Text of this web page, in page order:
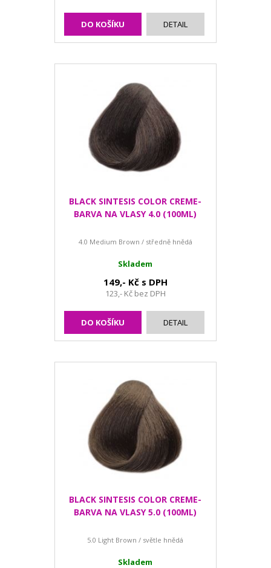
DO KOŠÍKU DETAIL
BLACK SINTESIS COLOR CREME-
BARVA NA VLASY 4.0 (100ML)
4.0 Medium Brown / středně hnědá
Skladem
149,- Kč s DPH
123,- Kč bez DPH
DO KOŠÍKU DETAIL
BLACK SINTESIS COLOR CREME-
BARVA NA VLASY 5.0 (100ML)
5.0 Light Brown / světle hnědá
Skladem